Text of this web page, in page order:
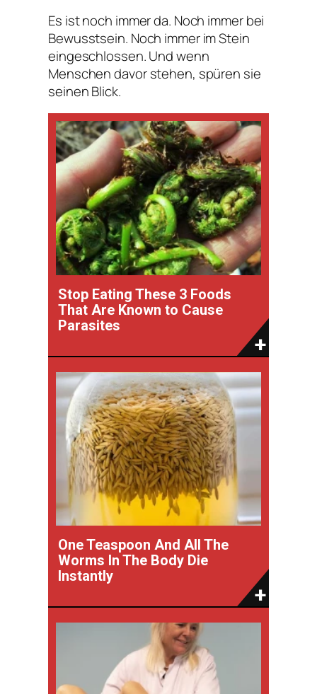
Es ist noch immer da. Noch immer bei
Bewusstsein. Noch immer im Stein
eingeschlossen. Und wenn
Menschen davor stehen, spüren sie
seinen Blick.
Stop Eating These 3 Foods
That Are Known to Cause
Parasites
One Teaspoon And All The
Worms In The Body Die
Instantly